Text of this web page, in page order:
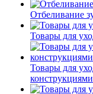
Отбеливание
Товары для
Товары для
конструкциями